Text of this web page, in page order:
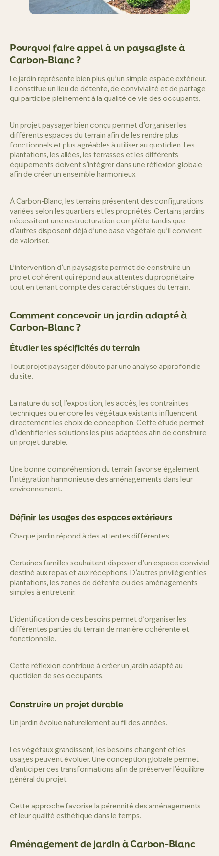
Pourquoi faire appel à un paysagiste à
Carbon-Blanc ?
Le jardin représente bien plus qu’un simple espace extérieur.
Il constitue un lieu de détente, de convivialité et de partage
qui participe pleinement à la qualité de vie des occupants.
Un projet paysager bien conçu permet d’organiser les
différents espaces du terrain afin de les rendre plus
fonctionnels et plus agréables à utiliser au quotidien. Les
plantations, les allées, les terrasses et les différents
équipements doivent s’intégrer dans une réflexion globale
afin de créer un ensemble harmonieux.
À Carbon-Blanc, les terrains présentent des configurations
variées selon les quartiers et les propriétés. Certains jardins
nécessitent une restructuration complète tandis que
d’autres disposent déjà d’une base végétale qu’il convient
de valoriser.
L’intervention d’un paysagiste permet de construire un
projet cohérent qui répond aux attentes du propriétaire
tout en tenant compte des caractéristiques du terrain.
Comment concevoir un jardin adapté à
Carbon-Blanc ?
Étudier les spécificités du terrain
Tout projet paysager débute par une analyse approfondie
du site.
La nature du sol, l’exposition, les accès, les contraintes
techniques ou encore les végétaux existants influencent
directement les choix de conception. Cette étude permet
d’identifier les solutions les plus adaptées afin de construire
un projet durable.
Une bonne compréhension du terrain favorise également
l’intégration harmonieuse des aménagements dans leur
environnement.
Définir les usages des espaces extérieurs
Chaque jardin répond à des attentes différentes.
Certaines familles souhaitent disposer d’un espace convivial
destiné aux repas et aux réceptions. D’autres privilégient les
plantations, les zones de détente ou des aménagements
simples à entretenir.
L’identification de ces besoins permet d’organiser les
différentes parties du terrain de manière cohérente et
fonctionnelle.
Cette réflexion contribue à créer un jardin adapté au
quotidien de ses occupants.
Construire un projet durable
Un jardin évolue naturellement au fil des années.
Les végétaux grandissent, les besoins changent et les
usages peuvent évoluer. Une conception globale permet
d’anticiper ces transformations afin de préserver l’équilibre
général du projet.
Cette approche favorise la pérennité des aménagements
et leur qualité esthétique dans le temps.
Aménagement de jardin à Carbon-Blanc